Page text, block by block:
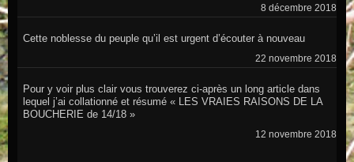
8 décembre 2018
Cette noblesse du peuple qu’il est urgent d’écouter à nouveau
22 novembre 2018
Pour y voir plus clair vous trouverez ci-après un long article dans
lequel j’ai collationné et résumé « LES VRAIES RAISONS DE LA
BOUCHERIE de 14/18 »
12 novembre 2018